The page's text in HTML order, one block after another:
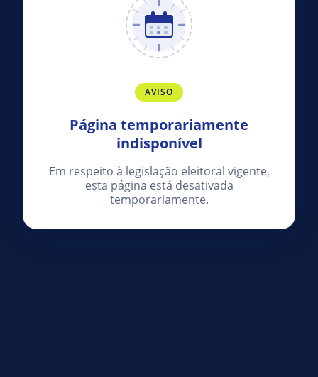
AVISO
Página temporariamente
indisponível
Em respeito à legislação eleitoral vigente,
esta página está desativada
temporariamente.